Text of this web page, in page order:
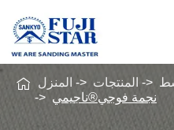
 المنزل المنتجات
نجمة فوجي®ناجيمي